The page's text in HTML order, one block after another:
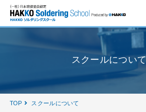
スクールについて
TOP スクールについて